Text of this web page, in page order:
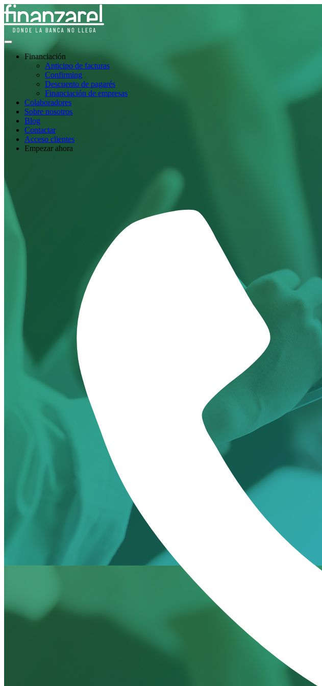
Financiación
Anticipo de facturas
Confirming
Descuento de pagarés
Financiación de empresas
Colaboradores
Sobre nosotros
Blog
Contactar
Acceso clientes
Empezar ahora